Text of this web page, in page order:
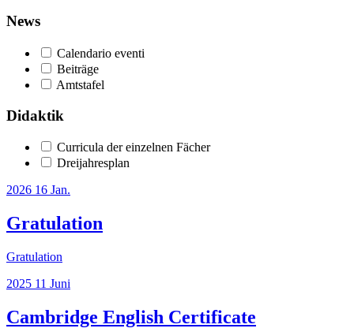
News
Calendario eventi
Beiträge
Amtstafel
Didaktik
Curricula der einzelnen Fächer
Dreijahresplan
2026 16 Jan.
Gratulation
Gratulation
2025 11 Juni
Cambridge English Certificate